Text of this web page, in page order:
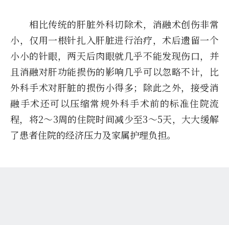
相比传统的肝脏外科切除术，消融术创伤非常
小，仅用一根针扎入肝脏进行治疗，术后遗留一个
小小的针眼，两天后肉眼就几乎不能发现伤口，并
且消融对肝功能损伤的影响几乎可以忽略不计，比
外科手术对肝脏的损伤小得多；除此之外，接受消
融手术还可以压缩常规外科手术前的标准住院流
程，将2～3周的住院时间减少至3～5天，大大缓解
了患者住院的经济压力及家属护理负担。